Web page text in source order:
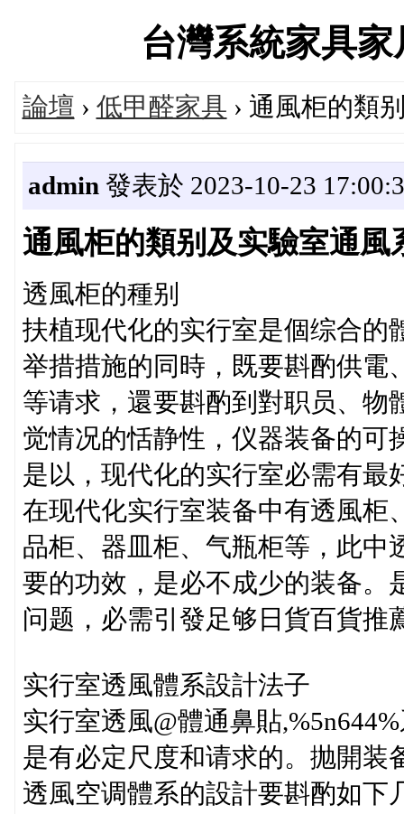
台灣系統家具
論壇 › 低甲醛家具 › 通風柜的類
admin 發表於 2023-10-23
通風柜的類别及实驗室通風
透風柜的種别
扶植现代化的实行室是個综合的
举措措施的同時，既要斟酌供電
等请求，還要斟酌到對职员、物
觉情况的恬静性，仪器装备的可
是以，现代化的实行室必需有最
在现代化实行室装备中有透風柜
品柜、器皿柜、气瓶柜等，此中
要的功效，是必不成少的装备。
问题，必需引發足够日貨百貨推
实行室透風體系設計法子
实行室透風@體通鼻貼
是有必定尺度和请求的。抛開装
透風空调體系的設計要斟酌如下